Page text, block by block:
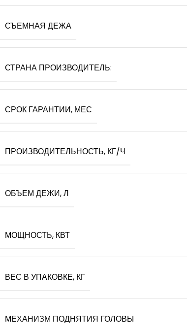
СЪЕМНАЯ ДЕЖА
СТРАНА ПРОИЗВОДИТЕЛЬ:
СРОК ГАРАНТИИ, МЕС
ПРОИЗВОДИТЕЛЬНОСТЬ, КГ/Ч
ОБЪЕМ ДЕЖИ, Л
МОЩНОСТЬ, КВТ
ВЕС В УПАКОВКЕ, КГ
МЕХАНИЗМ ПОДНЯТИЯ ГОЛОВЫ